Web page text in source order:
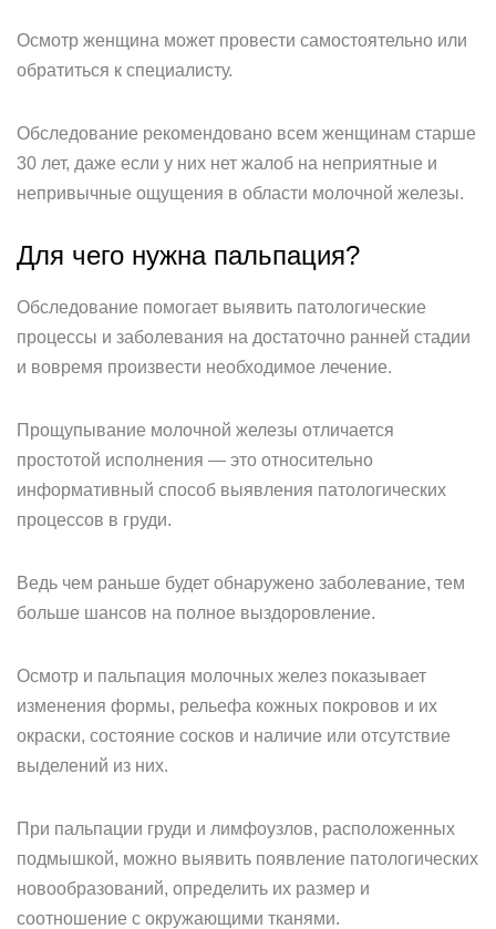
Осмотр женщина может провести самостоятельно или
обратиться к специалисту.
Обследование рекомендовано всем женщинам старше
30 лет, даже если у них нет жалоб на неприятные и
непривычные ощущения в области молочной железы.
Для чего нужна пальпация?
Обследование помогает выявить патологические
процессы и заболевания на достаточно ранней стадии
и вовремя произвести необходимое лечение.
Прощупывание молочной железы отличается
простотой исполнения — это относительно
информативный способ выявления патологических
процессов в груди.
Ведь чем раньше будет обнаружено заболевание, тем
больше шансов на полное выздоровление.
Осмотр и пальпация молочных желез показывает
изменения формы, рельефа кожных покровов и их
окраски, состояние сосков и наличие или отсутствие
выделений из них.
При пальпации груди и лимфоузлов, расположенных
подмышкой, можно выявить появление патологических
новообразований, определить их размер и
соотношение с окружающими тканями.